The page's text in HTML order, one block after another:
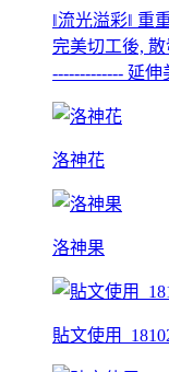
‖流光溢彩‖ 重
完美切工後,
------------- 延伸
洛神花
洛神果
貼文使用